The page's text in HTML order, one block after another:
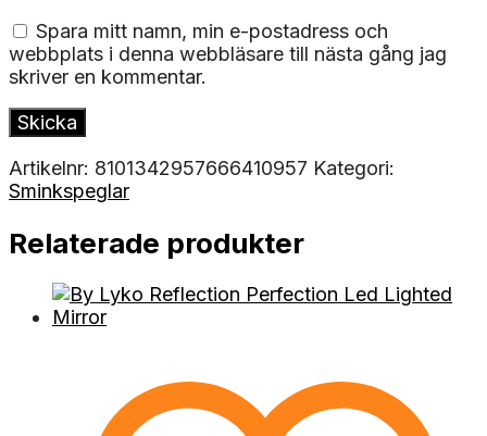
Spara mitt namn, min e-postadress och
webbplats i denna webbläsare till nästa gång jag
skriver en kommentar.
Artikelnr: 8101342957666410957 Kategori:
Sminkspeglar
Relaterade produkter